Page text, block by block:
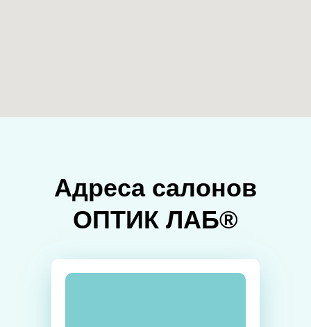
Адреса салонов
ОПТИК ЛАБ®